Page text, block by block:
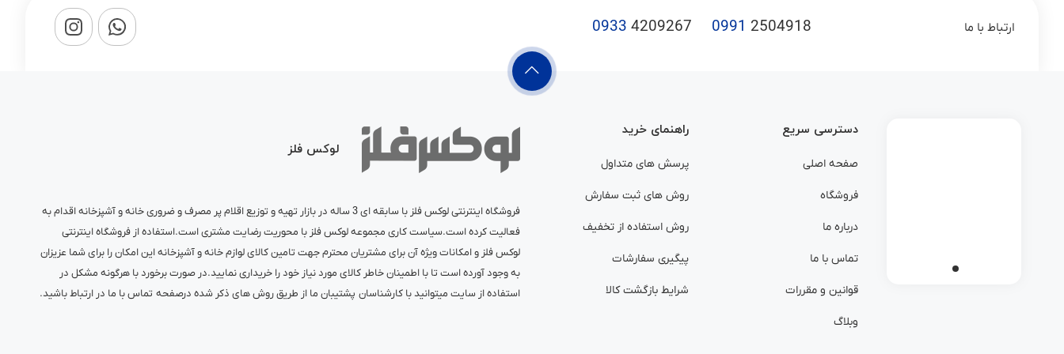
ارتباط با ما 0933 4209267 0991 2504918
دسترسی سریع
صفحه اصلی
فروشگاه
درباره ما
تماس با ما
قوانین و مقررات
وبلاگ
راهنمای خرید
پرسش های متداول
روش های ثبت سفارش
روش استفاده از تخفیف
پیگیری سفارشات
شرایط بازگشت کالا
لوکس فلز
فروشگاه اینترنتیلوکس فلز
با سابقه ای 3 ساله در بازار تهیه و توزیع اقلام پر مصرف و ضروری خانه و آشپزخانه اقدام به
فعالیت کرده است.سیاست کاری مجموعه لوکس فلز با محوریت رضایت مشتری است.استفاده از فروشگاه اینترنتی
لوکس فلز و امکانات ویژه آن برای مشتریان محترم جهت تامین کالای لوازم خانه و آشپزخانه این امکان را برای شما عزیزان
به وجود آورده است تا با اطمینان خاطر کالای مورد نیاز خود را خریداری نمایید.در صورت برخورد با هرگونه مشکل در
استفاده از سایت میتوانید با کارشناسان پشتیبان ما از طریق روش های ذکر شده درصفحه تماس با ما در ارتباط باشید.